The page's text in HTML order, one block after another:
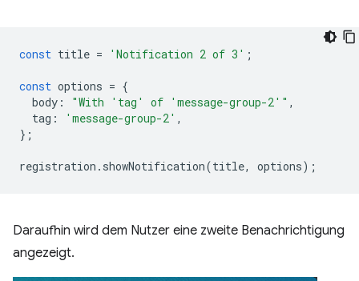
const title = 'Notification 2 of 3' ;
const options = {
body : "With 'tag' of 'message-group-2'" ,
tag : 'message-group-2' ,
};
registration . showNotification(title, options);
Daraufhin wird dem Nutzer eine zweite Benachrichtigung
angezeigt.